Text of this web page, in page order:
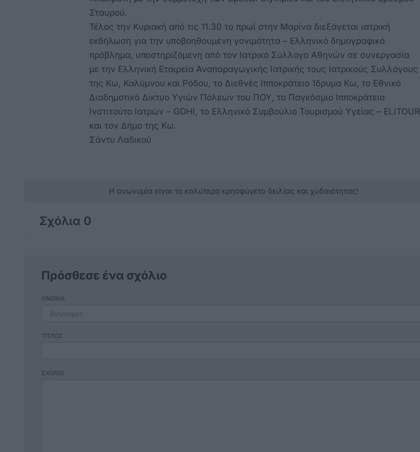
Σταυρού.
Τέλος την Κυριακή από τις 11.30 το πρωί στην Μαρίνα διεξάγεται ιατρική
εκδήλωση για την υποβοηθουμένη γονιμότητα – Ελληνικό δημογραφικό
πρόβλημα, υποστηριζόμενη από τον Ιατρικό Σύλλογο Αθηνών σε συνεργασία
με την Ελληνική Εταιρεία Αναπαραγωγικής Ιατρικής τους Ιατρικούς Συλλόγους
της Κω, Καλύμνου και Ρόδου, το Διεθνές Ιπποκράτειο Ίδρυμα Κω, το Εθνικό
Διαδημοτικό Δίκτυο Υγιών Πόλεων του ΠΟΥ, το Παγκόσμιο Ιπποκράτειο
Ινστιτούτο Ιατρών – GDHI, το Ελληνικό Συμβούλιο Τουρισμού Υγείας – ELITOUR
και τον Δήμο της Κω.
Σάντυ Λαδικού
Η ανωνυμία είναι το καλύτερο κρησφύγετο δειλίας και χυδαιότητας!
Σχόλια 0
Πρόσθεσε ένα σχόλιο
ΟΝΟΜΑ
ΤΙΤΛΟΣ
ΣΧΟΛΙΟ